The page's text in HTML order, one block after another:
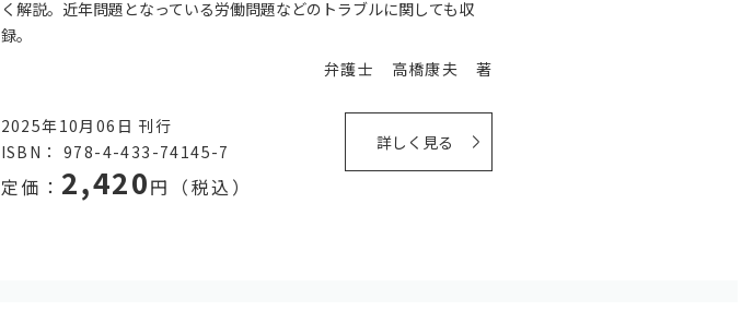
く解説。近年問題となっている労働問題などのトラブルに関しても収
録。
弁護士 高橋康夫 著
2025年10月06日 刊行
ISBN： 978-4-433-74145-7
定価： 2,420円（税込）
詳しく見る